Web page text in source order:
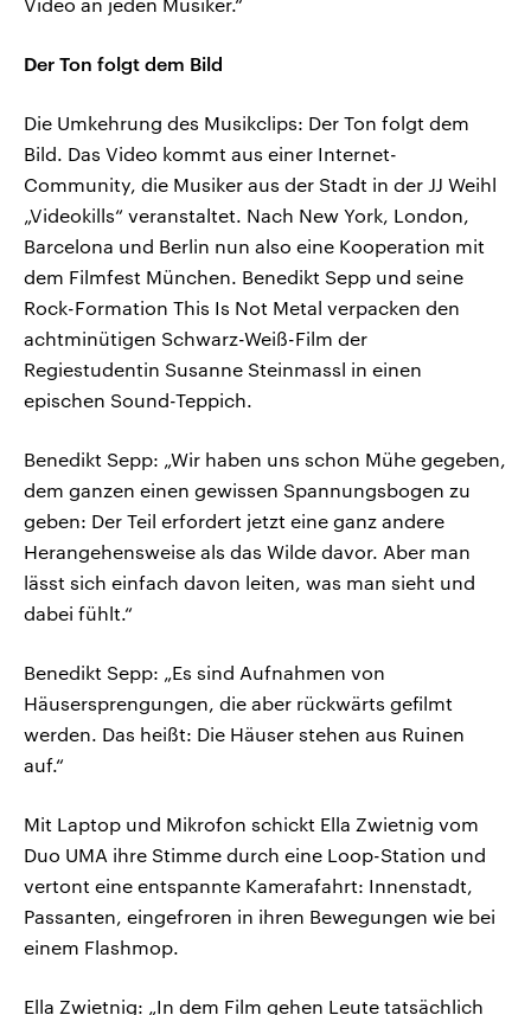
Video an jeden Musiker.“
Der Ton folgt dem Bild
Die Umkehrung des Musikclips: Der Ton folgt dem
Bild. Das Video kommt aus einer Internet-
Community, die Musiker aus der Stadt in der JJ Weihl
„Videokills“ veranstaltet. Nach New York, London,
Barcelona und Berlin nun also eine Kooperation mit
dem Filmfest München. Benedikt Sepp und seine
Rock-Formation This Is Not Metal verpacken den
achtminütigen Schwarz-Weiß-Film der
Regiestudentin Susanne Steinmassl in einen
epischen Sound-Teppich.
Benedikt Sepp: „Wir haben uns schon Mühe gegeben,
dem ganzen einen gewissen Spannungsbogen zu
geben: Der Teil erfordert jetzt eine ganz andere
Herangehensweise als das Wilde davor. Aber man
lässt sich einfach davon leiten, was man sieht und
dabei fühlt.“
Benedikt Sepp: „Es sind Aufnahmen von
Häusersprengungen, die aber rückwärts gefilmt
werden. Das heißt: Die Häuser stehen aus Ruinen
auf.“
Mit Laptop und Mikrofon schickt Ella Zwietnig vom
Duo UMA ihre Stimme durch eine Loop-Station und
vertont eine entspannte Kamerafahrt: Innenstadt,
Passanten, eingefroren in ihren Bewegungen wie bei
einem Flashmop.
Ella Zwietnig: „In dem Film gehen Leute tatsächlich